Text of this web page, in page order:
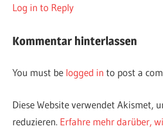
Log in to Reply
Kommentar hinterlassen
You must be logged in to post a
Diese Website verwendet Akismet,
reduzieren. Erfahre mehr darüber,